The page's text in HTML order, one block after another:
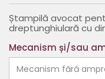
Ștampilă avocat
dreptunghiulară cu
Mecanism și/sau